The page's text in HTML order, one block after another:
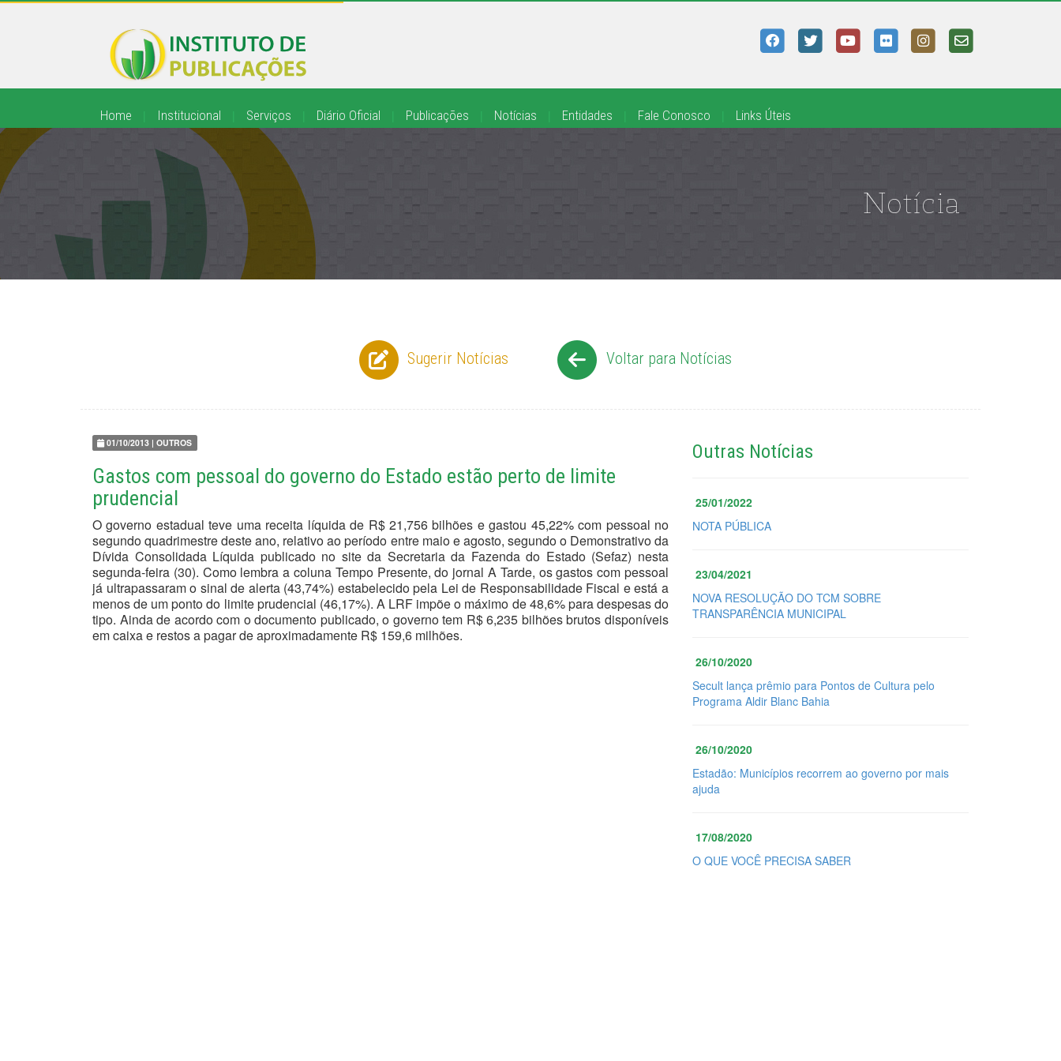
Home Institucional Serviços Diário Oficial Publicações Notícias Entidades Fale Conosco Links Úteis
Notícia
Sugerir Notícias Voltar para Notícias
01/10/2013 | OUTROS
Gastos com pessoal do governo do Estado estão perto de limite
prudencial
O governo estadual teve uma receita líquida de R$ 21,756 bilhões e gastou 45,22% com pessoal no
segundo quadrimestre deste ano, relativo ao período entre maio e agosto, segundo o Demonstrativo da
Dívida Consolidada Líquida publicado no site da Secretaria da Fazenda do Estado (Sefaz) nesta
segunda-feira (30). Como lembra a coluna Tempo Presente, do jornal A Tarde, os gastos com pessoal
já ultrapassaram o sinal de alerta (43,74%) estabelecido pela Lei de Responsabilidade Fiscal e está a
menos de um ponto do limite prudencial (46,17%). A LRF impõe o máximo de 48,6% para despesas do
tipo. Ainda de acordo com o documento publicado, o governo tem R$ 6,235 bilhões brutos disponíveis
em caixa e restos a pagar de aproximadamente R$ 159,6 milhões.
Outras Notícias
25/01/2022
NOTA PÚBLICA
23/04/2021
NOVA RESOLUÇÃO DO TCM SOBRE
TRANSPARÊNCIA MUNICIPAL
26/10/2020
Secult lança prêmio para Pontos de Cultura pelo
Programa Aldir Blanc Bahia
26/10/2020
Estadão: Municípios recorrem ao governo por mais
ajuda
17/08/2020
O QUE VOCÊ PRECISA SABER